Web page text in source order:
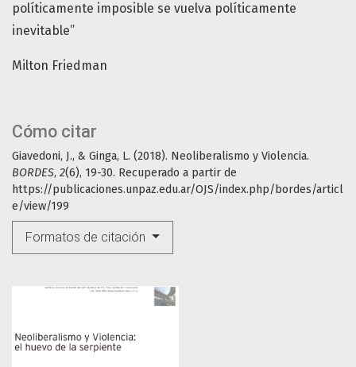
Cómo citar
Giavedoni, J., & Ginga, L. (2018). Neoliberalismo y Violencia.
BORDES, 2(6), 19-30. Recuperado a partir de
https://publicaciones.unpaz.edu.ar/OJS/index.php/bordes/articl
e/view/199
Formatos de citación
políticamente imposible se vuelva políticamente
inevitable”
Milton Friedman